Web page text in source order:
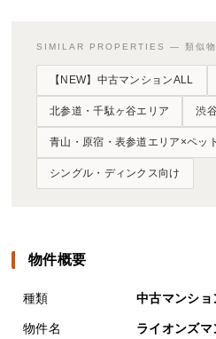
SIMILAR PROPERTIES — 類似物
【NEW】中古マンションALL
北参道・千駄ヶ谷エリア 渋
青山・原宿・表参道エリア×ペッ
シングル・ディンクス向け
物件概要
種類 中古マンショ
物件名 ライオンズ